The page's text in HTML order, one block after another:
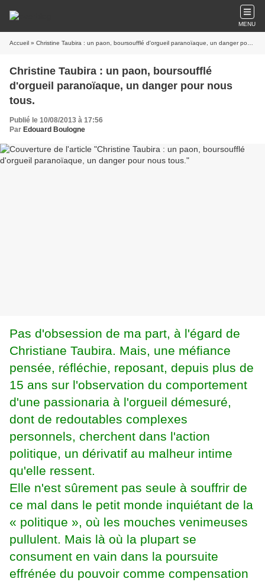
MENU
Accueil » Christine Taubira : un paon, boursoufflé d'orgueil paranoïaque, un danger pour nous tous.
Christine Taubira : un paon, boursoufflé
d'orgueil paranoïaque, un danger pour nous
tous.
Publié le 10/08/2013 à 17:56
Par Edouard Boulogne
Pas d'obsession de ma part, à l'égard de
Christiane Taubira. Mais, une méfiance
pensée, réfléchie, reposant, depuis plus de
15 ans sur l'observation du comportement
d'une passionaria à l'orgueil démesuré,
dont de redoutables complexes
personnels, cherchent dans l'action
politique, un dérivatif au malheur intime
qu'elle ressent.
Elle n'est sûrement pas seule à souffrir de
ce mal dans le petit monde inquiétant de la
« politique », où les mouches venimeuses
pullulent. Mais là où la plupart se
consument en vain dans la poursuite
effrénée du pouvoir comme compensation